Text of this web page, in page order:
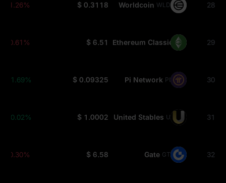
28
Worldcoin WLD
$ 0.3118
-1.26%
29
Ethereum Classic ETC
$ 6.51
-0.61%
30
Pi Network PI
$ 0.09325
+1.69%
31
United Stables U
$ 1.0002
+0.02%
32
Gate GT
$ 6.58
-0.30%